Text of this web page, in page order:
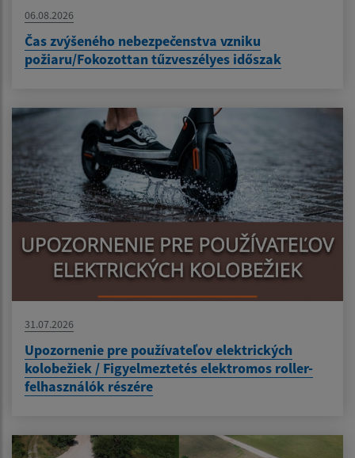
06.08.2026
Čas zvýšeného nebezpečenstva vzniku
požiaru/Fokozottan tűzveszélyes időszak
31.07.2026
Upozornenie pre používateľov elektrických
kolobežiek / Figyelmeztetés elektromos roller-
felhasználók részére